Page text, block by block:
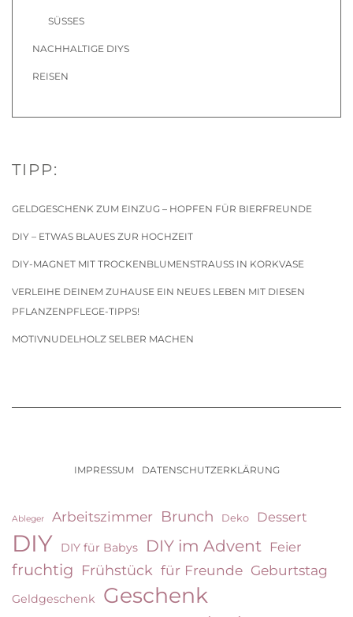
SÜSSES
NACHHALTIGE DIYS
REISEN
TIPP:
GELDGESCHENK ZUM EINZUG – HOPFEN FÜR BIERFREUNDE
DIY – ETWAS BLAUES ZUR HOCHZEIT
DIY-MAGNET MIT TROCKENBLUMENSTRAUSS IN KORKVASE
VERLEIHE DEINEM ZUHAUSE EIN NEUES LEBEN MIT DIESEN
PFLANZENPFLEGE-TIPPS!
MOTIVNUDELHOLZ SELBER MACHEN
IMPRESSUM DATENSCHUTZERKLÄRUNG
Ableger Arbeitszimmer Brunch Deko Dessert
DIY DIY für Babys DIY im Advent Feier
fruchtig Frühstück für Freunde Geburtstag
Geldgeschenk Geschenk